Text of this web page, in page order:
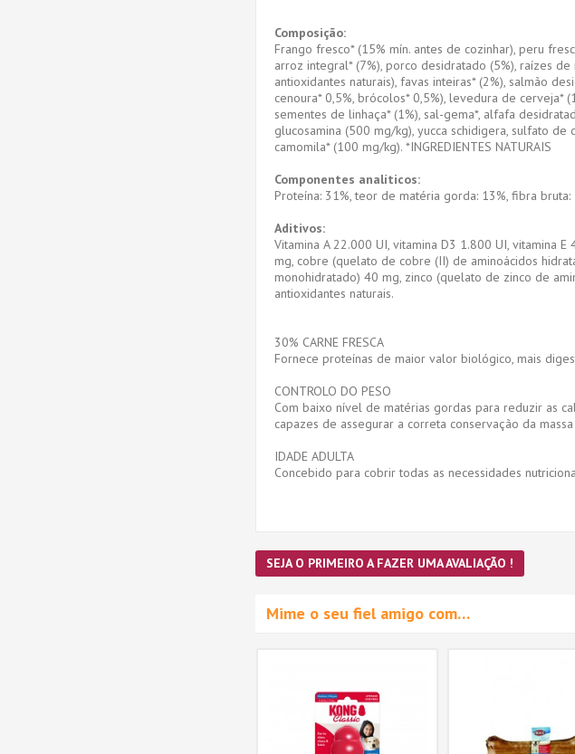
Composição:
Frango fresco* (15% mín. antes de cozinhar), peru
arroz integral* (7%), porco desidratado (5%), raízes
antioxidantes naturais), favas inteiras* (2%), salmão
cenoura* 0,5%, brócolos* 0,5%), levedura de
sementes de linhaça* (1%), sal-gema*, alfafa
glucosamina (500 mg/kg), yucca schidigera, sulfato
camomila* (100 mg/kg). *INGREDIENTES NATURAIS
Componentes analíticos:
Proteína: 31%, teor de matéria gorda: 13%, fibra bruta:
Aditivos:
Vitamina A 22.000 UI, vitamina D3 1.800 UI, vitamina
mg, cobre (quelato de cobre (II) de aminoácidos
monohidratado) 40 mg, zinco (quelato de zinco de
antioxidantes naturais.
30% CARNE FRESCA
Fornece proteínas de maior valor biológico, mais
CONTROLO DO PESO
Com baixo nível de matérias gordas para reduzir as
capazes de assegurar a correta conservação da massa
IDADE ADULTA
Concebido para cobrir todas as necessidades
SEJA O PRIMEIRO A FAZER UMA AVALIAÇÃO !
Mime o seu fiel amigo com…